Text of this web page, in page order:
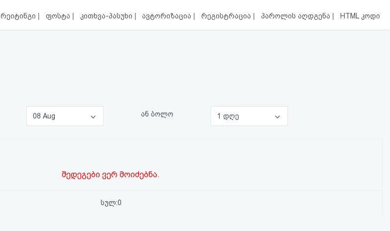
რეიტინგი | ფოსტა | კითხვა-პასუხი | ავტორიზაცია | რეგისტრაცია | პაროლის აღდგენა | HTML კოდი
08 Aug ან ბოლო 1 დღე
შედეგები ვერ მოიძებნა.
სულ:0